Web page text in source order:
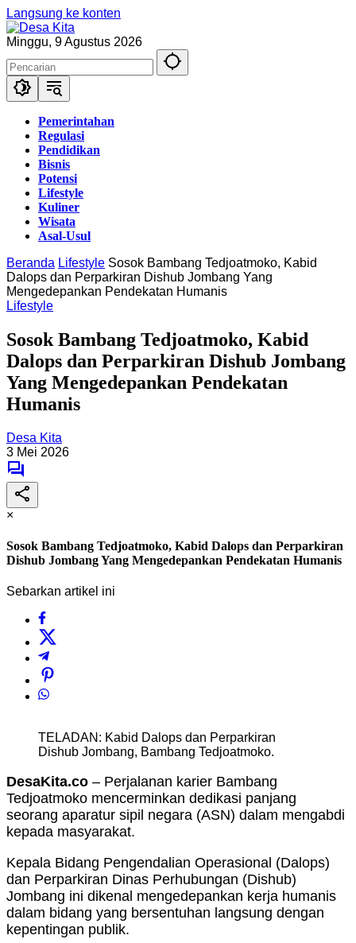
Langsung ke konten
Minggu, 9 Agustus 2026
Pemerintahan
Regulasi
Pendidikan
Bisnis
Potensi
Lifestyle
Kuliner
Wisata
Asal-Usul
Beranda Lifestyle Sosok Bambang Tedjoatmoko, Kabid
Dalops dan Perparkiran Dishub Jombang Yang
Mengedepankan Pendekatan Humanis
Lifestyle
Sosok Bambang Tedjoatmoko, Kabid
Dalops dan Perparkiran Dishub Jombang
Yang Mengedepankan Pendekatan
Humanis
Desa Kita
3 Mei 2026
×
Sosok Bambang Tedjoatmoko, Kabid Dalops dan Perparkiran
Dishub Jombang Yang Mengedepankan Pendekatan Humanis
Sebarkan artikel ini
TELADAN: Kabid Dalops dan Perparkiran
Dishub Jombang, Bambang Tedjoatmoko.
DesaKita.co – Perjalanan karier Bambang
Tedjoatmoko mencerminkan dedikasi panjang
seorang aparatur sipil negara (ASN) dalam mengabdi
kepada masyarakat.
Kepala Bidang Pengendalian Operasional (Dalops)
dan Perparkiran Dinas Perhubungan (Dishub)
Jombang ini dikenal mengedepankan kerja humanis
dalam bidang yang bersentuhan langsung dengan
kepentingan publik.